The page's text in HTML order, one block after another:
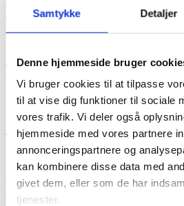
Samtykke Detaljer
Denne hjemmeside bruger
Vi bruger cookies til at tilpasse
til at vise dig funktioner til sociale
vores trafik. Vi deler også
hjemmeside med vores partnere
annonceringspartnere og
kan kombinere disse data med
givet dem, eller som de har
tjenester.
Depositum: 41.100 kr.
Forudbetalt husleje:
Antal Værelser 3
Indflytningsklar d. 01/